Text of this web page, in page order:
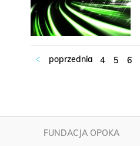
4 5 6
FUNDACJA OPOKA